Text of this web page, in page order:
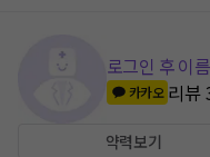
로그인 후 이
카카오 리뷰
약력보기